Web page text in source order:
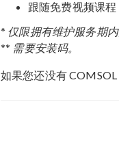
跟随免费视频课
* 仅限拥有维护服务期
** 需要安装码。
如果您还没有 COMSOL